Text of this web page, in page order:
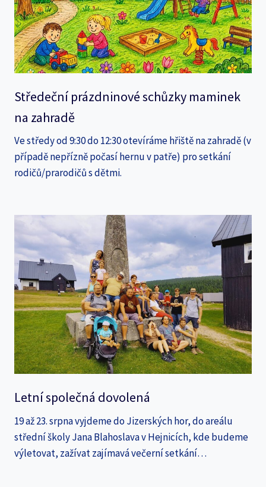
Středeční prázdninové schůzky maminek
na zahradě
Ve středy od 9:30 do 12:30 otevíráme hřiště na zahradě (v
případě nepřízně počasí hernu v patře) pro setkání
rodičů/prarodičů s dětmi.
Letní společná dovolená
19 až 23. srpna vyjdeme do Jizerských hor, do areálu
střední školy Jana Blahoslava v Hejnicích, kde budeme
výletovat, zažívat zajímavá večerní setkání…